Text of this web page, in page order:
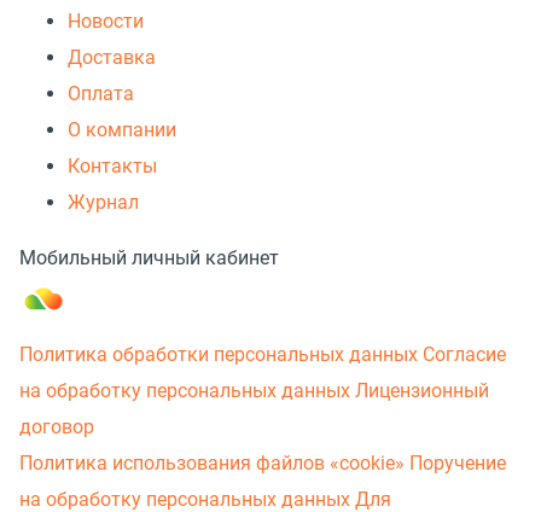
Новости
Доставка
Оплата
О компании
Контакты
Журнал
Мобильный личный кабинет
Политика обработки персональных данных Согласие
на обработку персональных данных Лицензионный
договор
Политика использования файлов «cookie» Поручение
на обработку персональных данных Для